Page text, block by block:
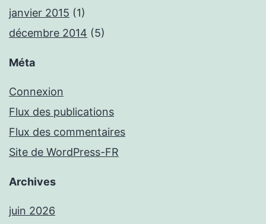
janvier 2015 (1)
décembre 2014 (5)
Méta
Connexion
Flux des publications
Flux des commentaires
Site de WordPress-FR
Archives
juin 2026